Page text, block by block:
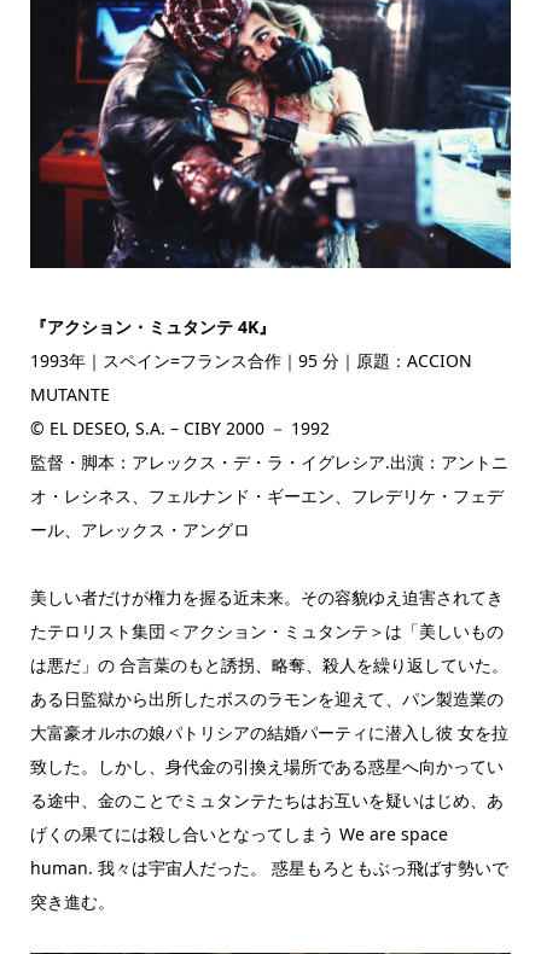
『アクション・ミュタンテ 4K』
1993年｜スペイン=フランス合作｜95 分｜原題：ACCION
MUTANTE
© EL DESEO, S.A. – CIBY 2000 － 1992
監督・脚本：アレックス・デ・ラ・イグレシア.出演：アントニ
オ・レシネス、フェルナンド・ギーエン、フレデリケ・フェデ
ール、アレックス・アングロ
美しい者だけが権力を握る近未来。その容貌ゆえ迫害されてき
たテロリスト集団＜アクション・ミュタンテ＞は「美しいもの
は悪だ」の 合言葉のもと誘拐、略奪、殺人を繰り返していた。
ある日監獄から出所したボスのラモンを迎えて、パン製造業の
大富豪オルホの娘パトリシアの結婚パーティに潜入し彼 女を拉
致した。しかし、身代金の引換え場所である惑星へ向かってい
る途中、金のことでミュタンテたちはお互いを疑いはじめ、あ
げくの果てには殺し合いとなってしまう We are space
human. 我々は宇宙人だった。 惑星もろともぶっ飛ばす勢いで
突き進む。